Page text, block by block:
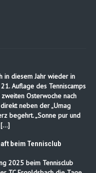
in diesem Jahr wieder in
Auflage des Tenniscamps
Osterwoche nach
neben der „Umag
begehrt. „Sonne pur und
[…]
beim Tennisclub
2025 beim Tennisclub